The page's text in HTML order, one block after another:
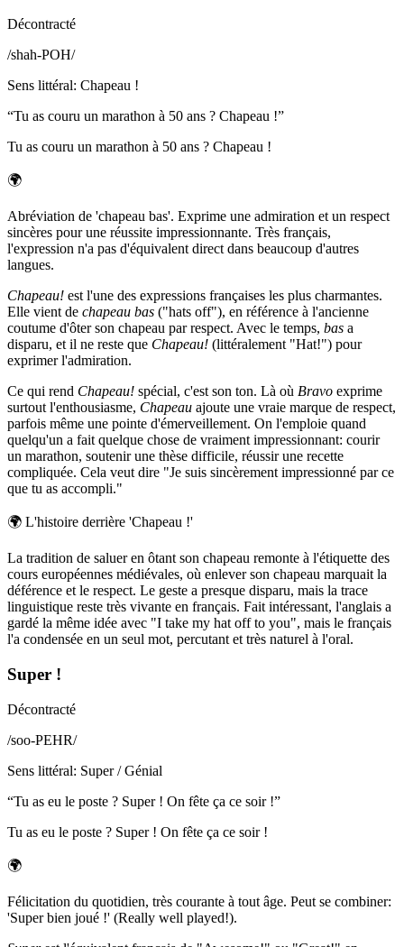
Décontracté
/shah-POH/
Sens littéral: Chapeau !
“Tu as couru un marathon à 50 ans ? Chapeau !”
Tu as couru un marathon à 50 ans ? Chapeau !
🌍
Abréviation de 'chapeau bas'. Exprime une admiration et un respect
sincères pour une réussite impressionnante. Très français,
l'expression n'a pas d'équivalent direct dans beaucoup d'autres
langues.
Chapeau! est l'une des expressions françaises les plus charmantes.
Elle vient de chapeau bas ("hats off"), en référence à l'ancienne
coutume d'ôter son chapeau par respect. Avec le temps, bas a
disparu, et il ne reste que Chapeau! (littéralement "Hat!") pour
exprimer l'admiration.
Ce qui rend Chapeau! spécial, c'est son ton. Là où Bravo exprime
surtout l'enthousiasme, Chapeau ajoute une vraie marque de respect,
parfois même une pointe d'émerveillement. On l'emploie quand
quelqu'un a fait quelque chose de vraiment impressionnant: courir
un marathon, soutenir une thèse difficile, réussir une recette
compliquée. Cela veut dire "Je suis sincèrement impressionné par ce
que tu as accompli."
🌍 L'histoire derrière 'Chapeau !'
La tradition de saluer en ôtant son chapeau remonte à l'étiquette des
cours européennes médiévales, où enlever son chapeau marquait la
déférence et le respect. Le geste a presque disparu, mais la trace
linguistique reste très vivante en français. Fait intéressant, l'anglais a
gardé la même idée avec "I take my hat off to you", mais le français
l'a condensée en un seul mot, percutant et très naturel à l'oral.
Super !
Décontracté
/soo-PEHR/
Sens littéral: Super / Génial
“Tu as eu le poste ? Super ! On fête ça ce soir !”
Tu as eu le poste ? Super ! On fête ça ce soir !
🌍
Félicitation du quotidien, très courante à tout âge. Peut se combiner:
'Super bien joué !' (Really well played!).